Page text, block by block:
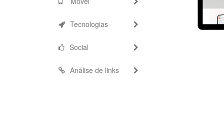
Tecnologias
Social
Análise de links